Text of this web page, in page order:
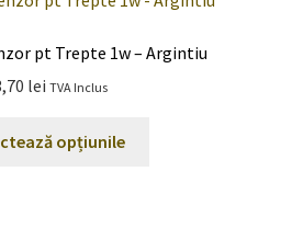
pt Trepte 1w – Argintiu
lei TVA Inclus
opțiunile